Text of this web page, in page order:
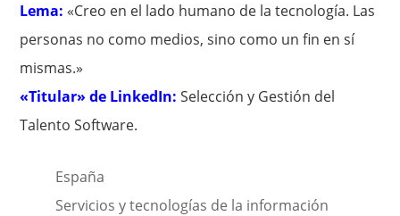
Lema: «Creo en el lado humano de la tecnología. Las
personas no como medios, sino como un fin en sí
mismas.»
«Titular» de LinkedIn:Selección y Gestión del
Talento Software.
España
Servicios y tecnologías de la información